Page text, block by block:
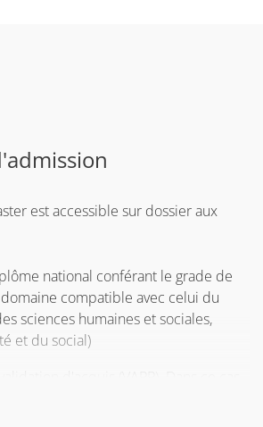
est accessible sur dossier aux
national conférant le grade de
compatible avec celui du
sciences humaines et sociales,
et du social)
d'exercice professionnel de 3 ans